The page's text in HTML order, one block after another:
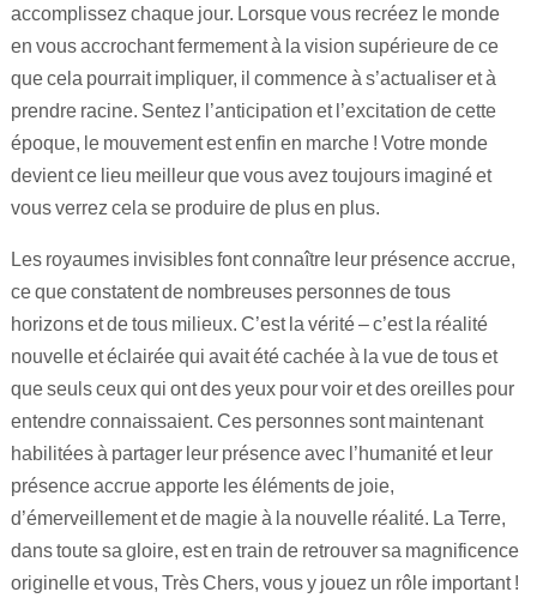
accomplissez chaque jour. Lorsque vous recréez le monde
en vous accrochant fermement à la vision supérieure de ce
que cela pourrait impliquer, il commence à s’actualiser et à
prendre racine. Sentez l’anticipation et l’excitation de cette
époque, le mouvement est enfin en marche ! Votre monde
devient ce lieu meilleur que vous avez toujours imaginé et
vous verrez cela se produire de plus en plus.
Les royaumes invisibles font connaître leur présence accrue,
ce que constatent de nombreuses personnes de tous
horizons et de tous milieux. C’est la vérité – c’est la réalité
nouvelle et éclairée qui avait été cachée à la vue de tous et
que seuls ceux qui ont des yeux pour voir et des oreilles pour
entendre connaissaient. Ces personnes sont maintenant
habilitées à partager leur présence avec l’humanité et leur
présence accrue apporte les éléments de joie,
d’émerveillement et de magie à la nouvelle réalité. La Terre,
dans toute sa gloire, est en train de retrouver sa magnificence
originelle et vous, Très Chers, vous y jouez un rôle important !